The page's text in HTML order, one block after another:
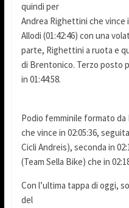
quindi per
Andrea Righettini che vince
Allodi (01:42:46) con una
parte, Righettini a ruota e
di Brentonico. Terzo posto
in 01:44:58.
Podio femminile formato da
che vince in 02:05:36,
Cicli Andreis), seconda in
(Team Sella Bike) che in
Con l’ultima tappa di oggi,
del